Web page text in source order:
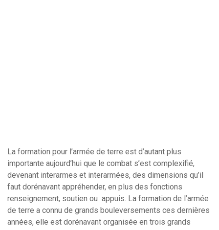
La formation pour l’armée de terre est d’autant plus
importante aujourd’hui que le combat s’est complexifié,
devenant interarmes et interarmées, des dimensions qu’il
faut dorénavant appréhender, en plus des fonctions
renseignement, soutien ou appuis. La formation de l’armée
de terre a connu de grands bouleversements ces dernières
années, elle est dorénavant organisée en trois grands